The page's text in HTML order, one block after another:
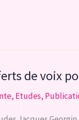
de voix
, Etudes,